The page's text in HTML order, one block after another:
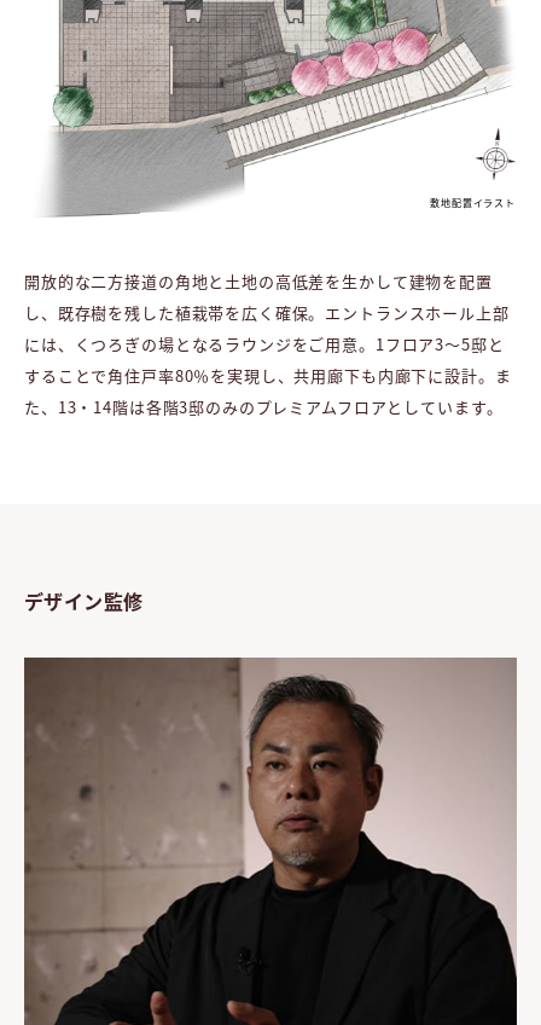
敷地配置イラスト
開放的な二方接道の角地と土地の高低差を生かして建物を配置
し、既存樹を残した植栽帯を広く確保。エントランスホール上部
には、くつろぎの場となるラウンジをご用意。1フロア3〜5邸と
することで角住戸率80％を実現し、共用廊下も内廊下に設計。ま
た、13・14階は各階3邸のみのプレミアムフロアとしています。
デザイン監修